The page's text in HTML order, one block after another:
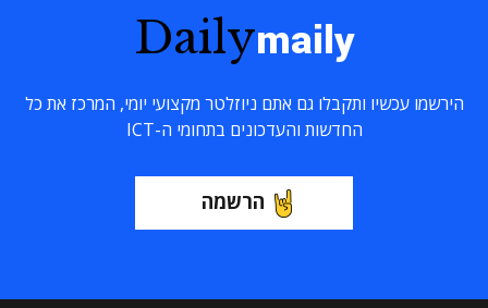
Dailymaily
הירשמו עכשיו ותקבלו גם אתם ניוזלטר מקצועי יומי, המרכז את כל
החדשות והעדכונים בתחומי ה-ICT
הרשמה